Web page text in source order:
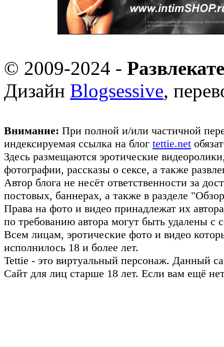
© 2009-2024 -
Дизайн Blogsessive,
Внимание: При полной и/или частичной
индексируемая ссылка на блог tettie.net
Здесь размещаются эротические
фотографии, рассказы о сексе, а также
Автор блога не несёт ответственности за
постовых, баннерах, а также в разделе
Права на фото и видео принадлежат их
по требованию автора могут быть удалены с
Всем лицам, эротические фото и видео
исполнилось 18 и более лет.
Tettie - это виртуальный персонаж. Данный
Сайт для лиц старше 18 лет. Если вам ещё